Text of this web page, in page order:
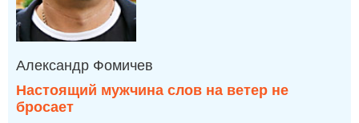
Александр Фомичев
Настоящий мужчина слов на ветер не
бросает